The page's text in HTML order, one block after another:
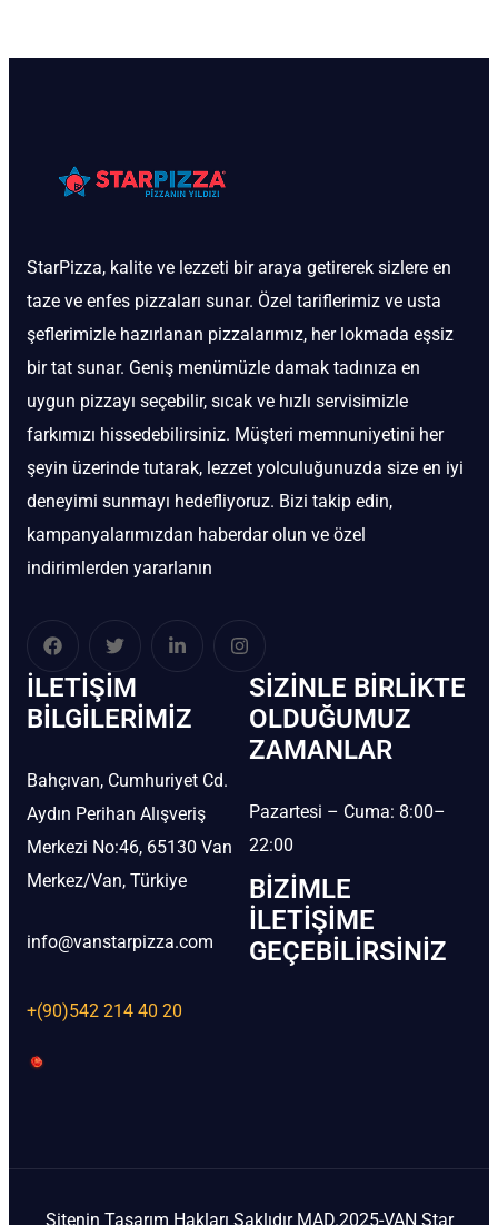
StarPizza, kalite ve lezzeti bir araya getirerek sizlere en
taze ve enfes pizzaları sunar. Özel tariflerimiz ve usta
şeflerimizle hazırlanan pizzalarımız, her lokmada eşsiz
bir tat sunar. Geniş menümüzle damak tadınıza en
uygun pizzayı seçebilir, sıcak ve hızlı servisimizle
farkımızı hissedebilirsiniz. Müşteri memnuniyetini her
şeyin üzerinde tutarak, lezzet yolculuğunuzda size en iyi
deneyimi sunmayı hedefliyoruz. Bizi takip edin,
kampanyalarımızdan haberdar olun ve özel
indirimlerden yararlanın
İLETIŞIM
BİLGILERIMIZ
Bahçıvan, Cumhuriyet Cd.
Aydın Perihan Alışveriş
Merkezi No:46, 65130 Van
Merkez/Van, Türkiye
info@vanstarpizza.com
+(90)542 214 40 20
SIZINLE BIRLIKTE
OLDUĞUMUZ
ZAMANLAR
Pazartesi – Cuma: 8:00–
22:00
BIZIMLE
İLETIŞIME
GEÇEBILIRSINIZ
Sitenin Tasarım Hakları Saklıdır MAD.2025-VAN Star